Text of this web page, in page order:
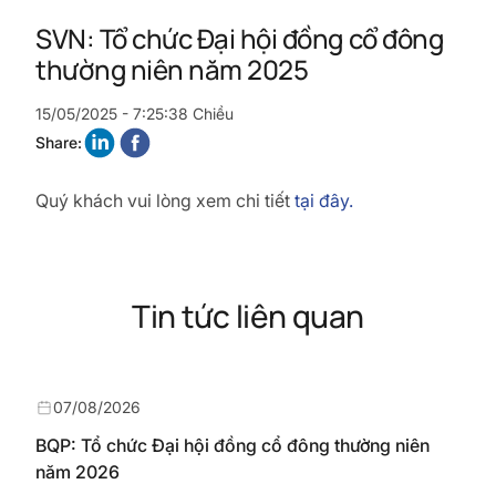
SVN: Tổ chức Đại hội đồng cổ đông
thường niên năm 2025
15/05/2025 - 7:25:38 Chiều
Share:
Quý khách vui lòng xem chi tiết tại đây.
Tin tức liên quan
BQP: Tổ chức Đại hội đồng cổ đông thường niên
năm 2026
07/08/2026